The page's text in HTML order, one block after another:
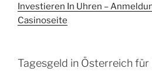
Investieren In Uhren –
Casinoseite
Tagesgeld in Österreich für